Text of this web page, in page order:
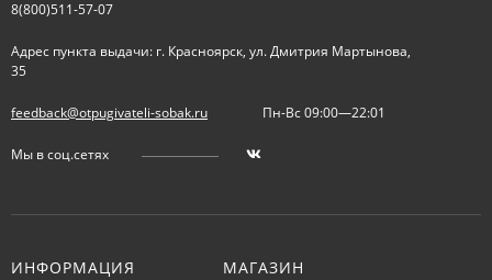
8(800)511-57-07
Адрес пункта выдачи: г. Красноярск, ул. Дмитрия Мартынова,
35
feedback@otpugivateli-sobak.ru Пн-Вс 09:00—22:01
Мы в соц.сетях
ИНФОРМАЦИЯ МАГАЗИН